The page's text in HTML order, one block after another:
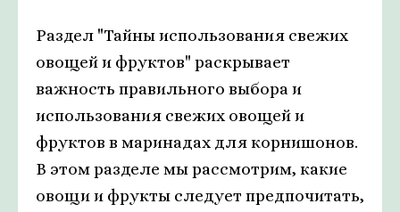
Раздел "Тайны использования свежих
овощей и фруктов" раскрывает
важность правильного выбора и
использования свежих овощей и
фруктов в маринадах для корнишонов.
В этом разделе мы рассмотрим, какие
овощи и фрукты следует предпочитать,